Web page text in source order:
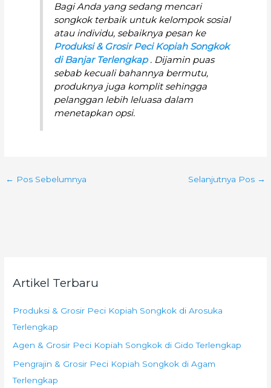
Bagi Anda yang sedang mencari
songkok terbaik untuk kelompok sosial
atau individu, sebaiknya pesan ke
Produksi & Grosir Peci Kopiah Songkok
di Banjar Terlengkap. Dijamin puas
sebab kecuali bahannya bermutu,
produknya juga komplit sehingga
pelanggan lebih leluasa dalam
menetapkan opsi.
← Pos Sebelumnya Selanjutnya Pos →
Artikel Terbaru
Produksi & Grosir Peci Kopiah Songkok di Arosuka
Terlengkap
Agen & Grosir Peci Kopiah Songkok di Gido Terlengkap
Pengrajin & Grosir Peci Kopiah Songkok di Agam
Terlengkap